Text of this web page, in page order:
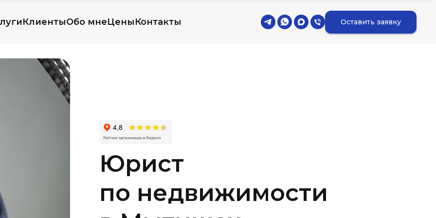
КлиентыОбо мнеЦеныКонтакты Оставить заявку
Юрист
по недвижимости